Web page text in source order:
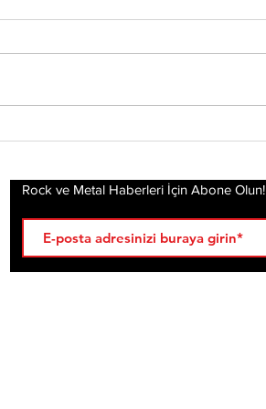
Albümünü Duyurdu
Rock ve Metal Haberleri İçin Abone Olun!